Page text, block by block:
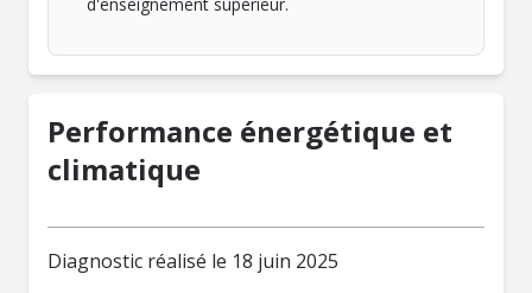
Performance énergétique et
climatique
Diagnostic réalisé le 18 juin 2025